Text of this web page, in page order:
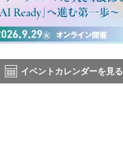
イベントカレンダーを見る